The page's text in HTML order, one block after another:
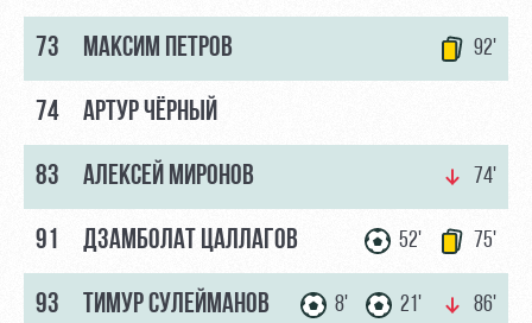
73 МАКСИМ ПЕТРОВ 92'
74 АРТУР ЧЁРНЫЙ
83 АЛЕКСЕЙ МИРОНОВ 74'
91 ДЗАМБОЛАТ ЦАЛЛАГОВ 52' 75'
93 ТИМУР СУЛЕЙМАНОВ 8' 21' 86'